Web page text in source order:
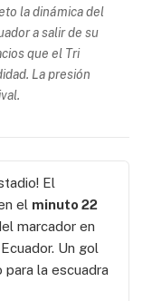
la dinámica del
a salir de su
que el Tri
La presión
El
el minuto 22
marcador en
Un gol
la escuadra